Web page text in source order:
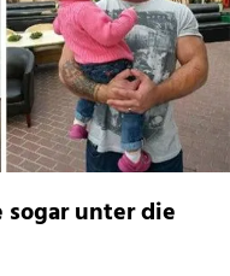
sogar unter die